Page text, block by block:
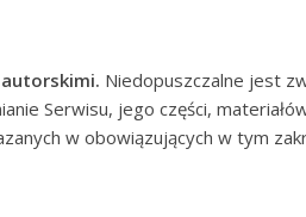
Niedopuszczalne jest
Serwisu, jego części,
w obowiązujących w tym